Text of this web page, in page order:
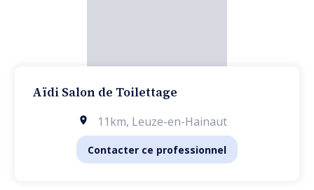
Aïdi Salon de Toilettage
11km, Leuze-en-Hainaut
Contacter ce professionnel